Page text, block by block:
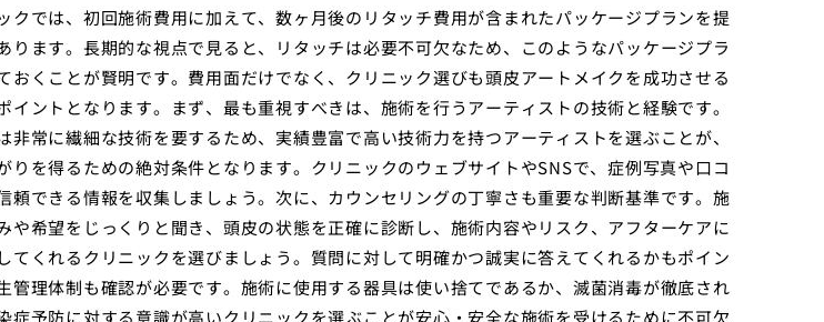
クでは、初回施術費用に加えて、数ヶ月後のリタッチ費用が含まれたパッケージプランを提
ります。長期的な視点で見ると、リタッチは必要不可欠なため、このようなパッケージプラ
おくことが賢明です。費用面だけでなく、クリニック選びも頭皮アートメイクを成功させる
イントとなります。まず、最も重視すべきは、施術を行うアーティストの技術と経験です。
非常に繊細な技術を要するため、実績豊富で高い技術力を持つアーティストを選ぶことが、
りを得るための絶対条件となります。クリニックのウェブサイトやSNSで、症例写真や口コ
頼できる情報を収集しましょう。次に、カウンセリングの丁寧さも重要な判断基準です。施
や希望をじっくりと聞き、頭皮の状態を正確に診断し、施術内容やリスク、アフターケアに
てくれるクリニックを選びましょう。質問に対して明確かつ誠実に答えてくれるかもポイン
管理体制も確認が必要です。施術に使用する器具は使い捨てであるか、滅菌消毒が徹底され
症予防に対する意識が高いクリニックを選ぶことが安心・安全な施術を受けるために不可欠